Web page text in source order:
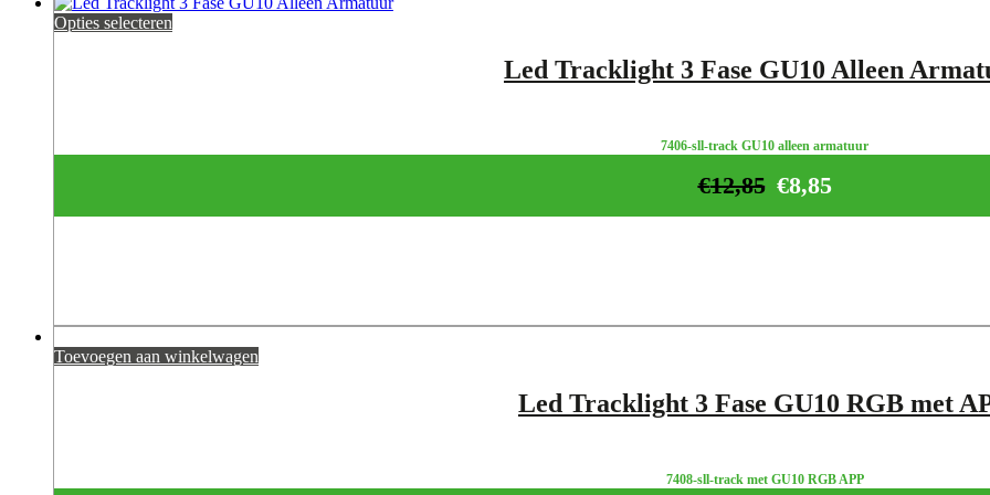
Opties selecteren
Led Tracklight 3 Fase GU10 Alleen
7406-sll-track GU10 alleen armatuur
€8,85
€12,85
Toevoegen aan winkelwagen
Led Tracklight 3 Fase GU10 RGB met
7408-sll-track met GU10 RGB APP